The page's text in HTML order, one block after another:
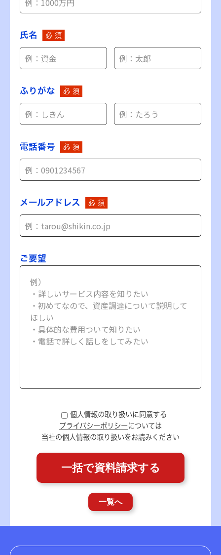
氏名 必 須
ふりがな 必 須
電話番号 必 須
メールアドレス 必 須
ご要望
個人情報の取り扱いに同意する
プライバシーポリシーについては
当社の個人情報の取り扱いをお読みください
一覧へ